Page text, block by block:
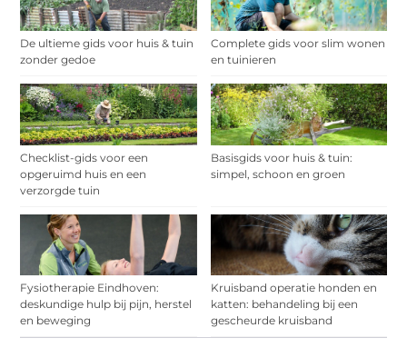
De ultieme gids voor huis & tuin
zonder gedoe
Complete gids voor slim wonen
en tuinieren
Checklist-gids voor een
opgeruimd huis en een
verzorgde tuin
Basisgids voor huis & tuin:
simpel, schoon en groen
Fysiotherapie Eindhoven:
deskundige hulp bij pijn, herstel
en beweging
Kruisband operatie honden en
katten: behandeling bij een
gescheurde kruisband